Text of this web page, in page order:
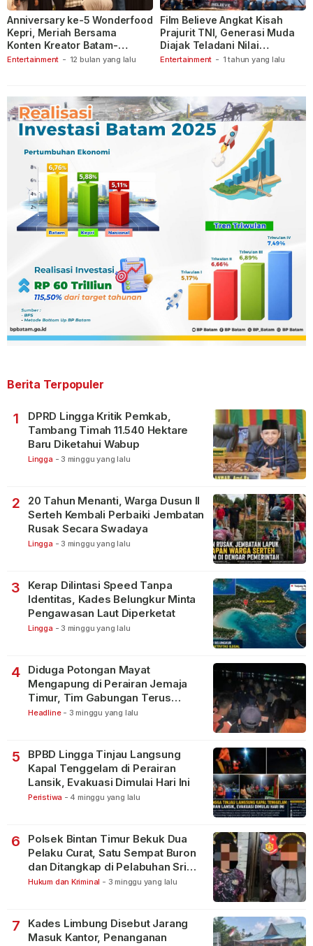
Entertainment - 12 bulan yang lalu
Anniversary ke-5 Wonderfood
Kepri, Meriah Bersama
Konten Kreator Batam-
Tanjungpinang
Entertainment - 1 tahun yang lalu
Film Believe Angkat Kisah
Prajurit TNI, Generasi Muda
Diajak Teladani Nilai
Keberanian
Berita Terpopuler
1
DPRD Lingga Kritik Pemkab,
Tambang Timah 11.540 Hektare
Baru Diketahui Wabup
Lingga - 3 minggu yang lalu
2
20 Tahun Menanti, Warga Dusun II
Serteh Kembali Perbaiki Jembatan
Rusak Secara Swadaya
Lingga - 3 minggu yang lalu
3
Kerap Dilintasi Speed Tanpa
Identitas, Kades Belungkur Minta
Pengawasan Laut Diperketat
Lingga - 3 minggu yang lalu
4
Diduga Potongan Mayat
Mengapung di Perairan Jemaja
Timur, Tim Gabungan Terus
Lakukan Pencarian
Headline - 3 minggu yang lalu
5
BPBD Lingga Tinjau Langsung
Kapal Tenggelam di Perairan
Lansik, Evakuasi Dimulai Hari Ini
Peristiwa - 4 minggu yang lalu
6
Polsek Bintan Timur Bekuk Dua
Pelaku Curat, Satu Sempat Buron
dan Ditangkap di Pelabuhan Sri
Bintan Pura
Hukum dan Kriminal - 3 minggu yang lalu
7
Kades Limbung Disebut Jarang
Masuk Kantor, Penanganan